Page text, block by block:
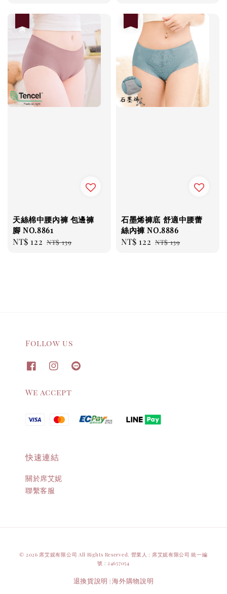
天絲棉中腰內褲 包邊褲
腳 NO.8861
Sale
NT$ 122 Regular
NT$ 139
石墨烯褲底 舒適中腰蕾
絲內褲 NO.8886
Sale
NT$ 122 Regular
NT$ 139
Follow us
We accept
快速連結
關於席艾妮
聯繫客服
© 2026 席艾妮有限公司 All Rights Reserved. 營業人 : 席艾妮有限公司 統一編
號 : 24657054
退換貨說明 |海外購物說明